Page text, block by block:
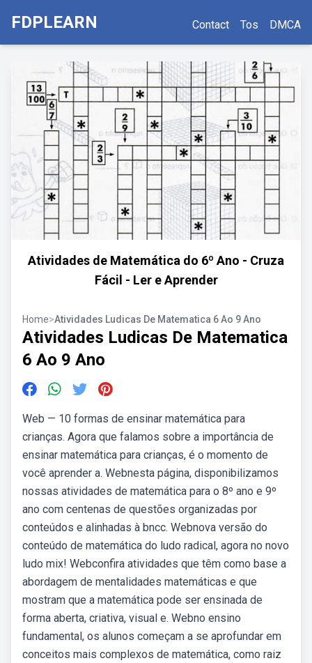
FDPLEARN Contact Tos DMCA
Atividades de Matemática do 6º Ano - Cruza
Fácil - Ler e Aprender
Home>Atividades Ludicas De Matematica 6 Ao 9 Ano
Atividades Ludicas De Matematica
6 Ao 9 Ano
Web — 10 formas de ensinar matemática para
crianças. Agora que falamos sobre a importância de
ensinar matemática para crianças, é o momento de
você aprender a. Webnesta página, disponibilizamos
nossas atividades de matemática para o 8º ano e 9º
ano com centenas de questões organizadas por
conteúdos e alinhadas à bncc. Webnova versão do
conteúdo de matemática do ludo radical, agora no novo
ludo mix! Webconfira atividades que têm como base a
abordagem de mentalidades matemáticas e que
mostram que a matemática pode ser ensinada de
forma aberta, criativa, visual e. Webno ensino
fundamental, os alunos começam a se aprofundar em
conceitos mais complexos de matemática, como raiz